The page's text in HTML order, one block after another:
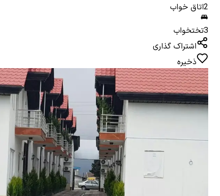
2اتاق خواب
3تختخواب
اشتراک گذاری
ذخیره